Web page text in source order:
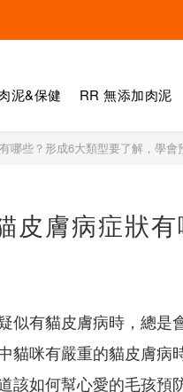
泥&保健 RR 無添加肉泥
哪些？形成6大類型要了解，學會
皮膚病症狀
似有貓皮膚病時，總
貓咪有嚴重的貓皮膚
該如何幫心愛的毛孩預